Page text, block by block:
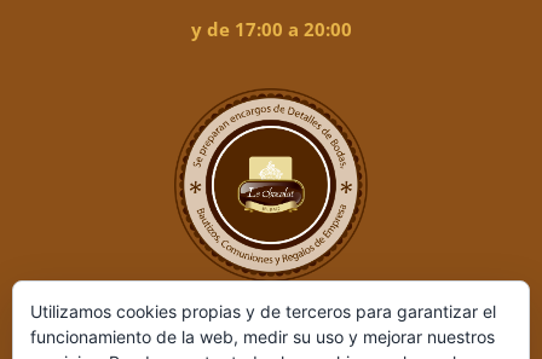
y de 17:00 a 20:00
Utilizamos cookies propias y de terceros para garantizar el
funcionamiento de la web, medir su uso y mejorar nuestros